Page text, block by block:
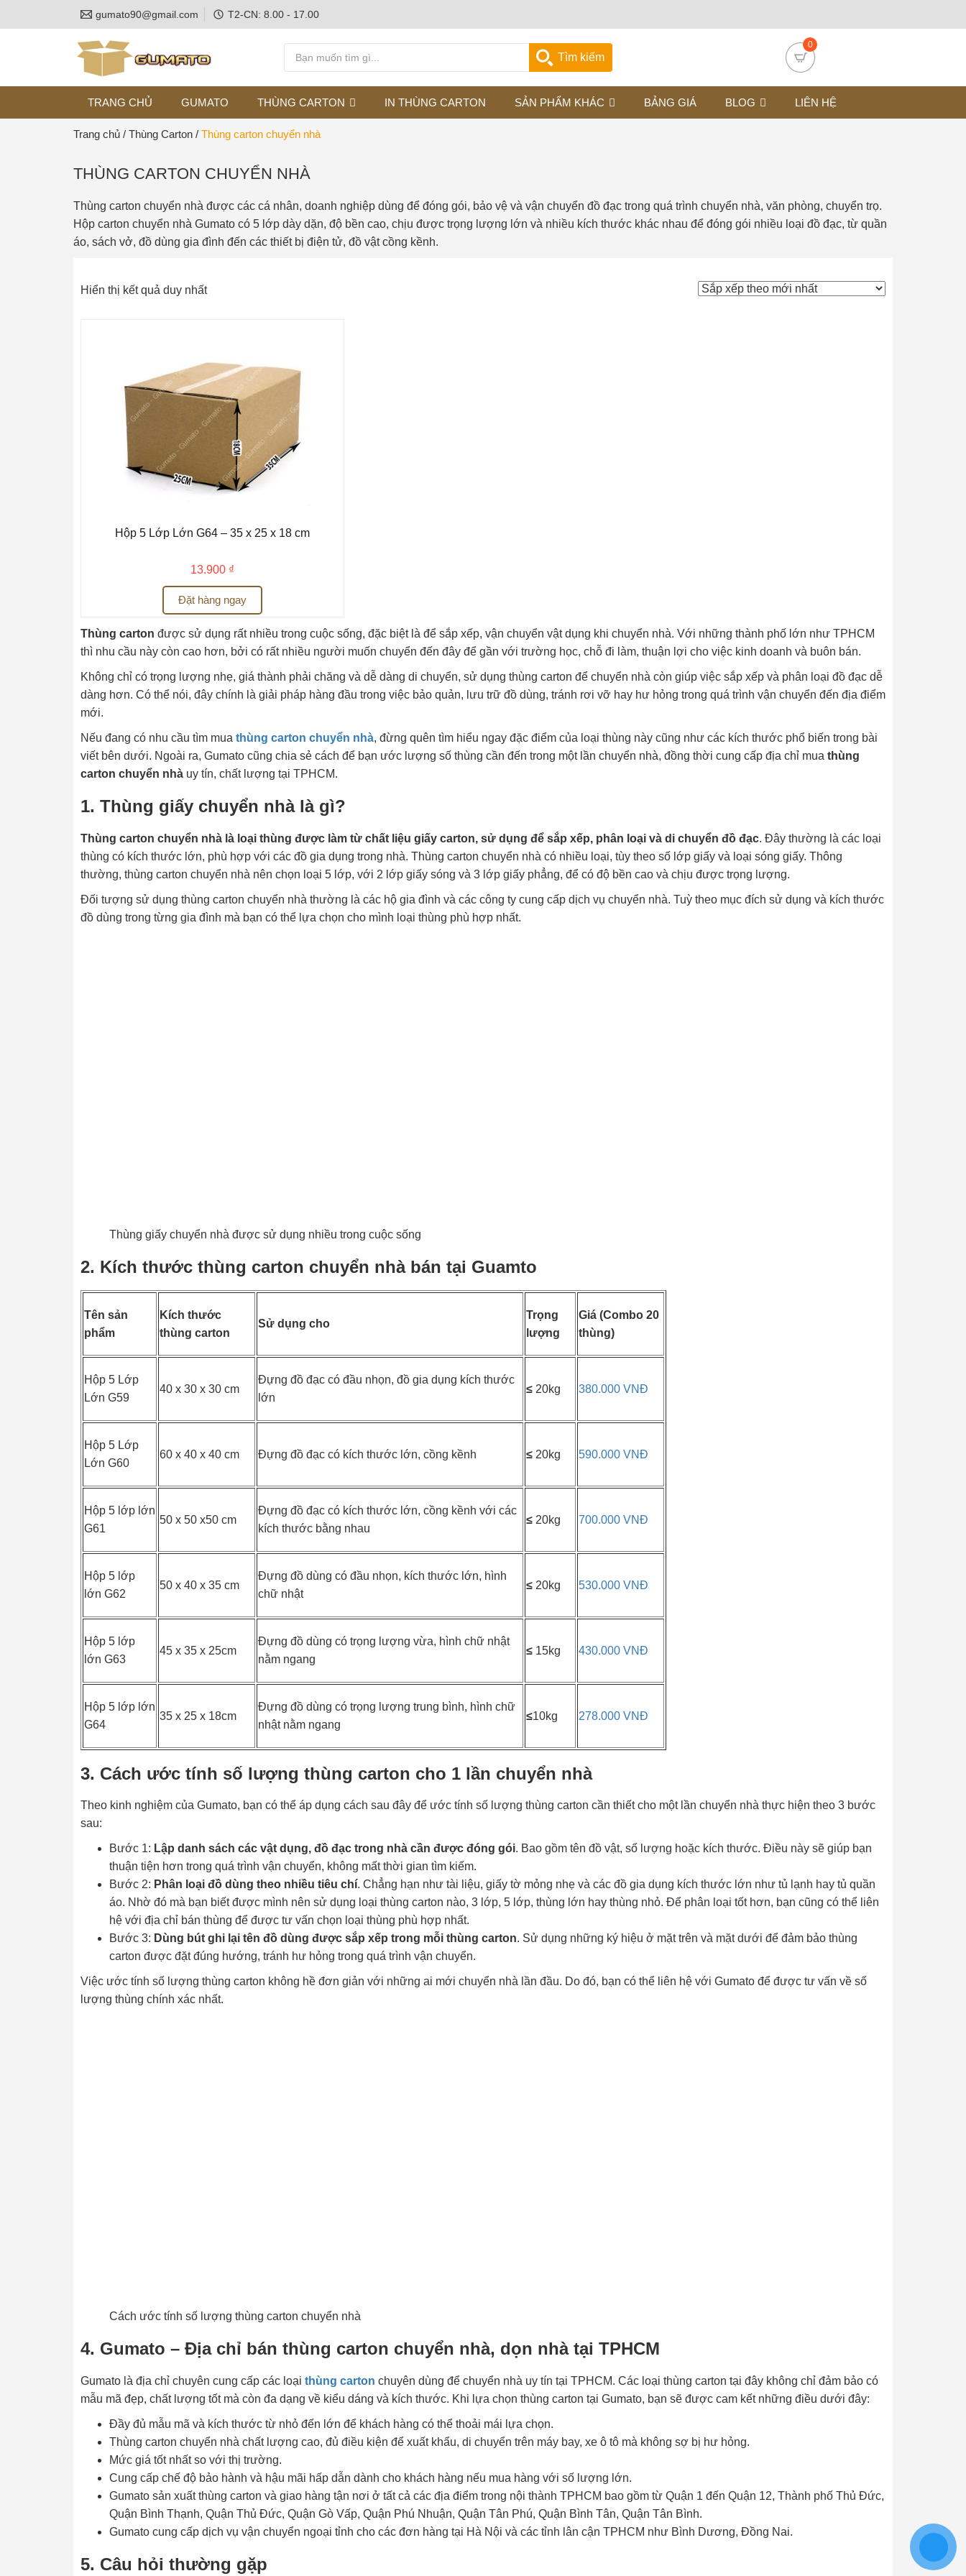
gumato90@gmail.com T2-CN: 8.00 - 17.00
Tìm kiếm
0
TRANG CHỦ GUMATO THÙNG CARTON IN THÙNG CARTON SẢN PHẨM KHÁC BẢNG GIÁ BLOG LIÊN HỆ
Trang chủ / Thùng Carton / Thùng carton chuyển nhà
THÙNG CARTON CHUYỂN NHÀ
Thùng carton chuyển nhà được các cá nhân, doanh nghiệp dùng để đóng gói, bảo vệ và vận chuyển đồ đạc trong quá trình chuyển nhà, văn phòng, chuyển trọ.
Hộp carton chuyển nhà Gumato có 5 lớp dày dặn, độ bền cao, chịu được trọng lượng lớn và nhiều kích thước khác nhau để đóng gói nhiều loại đồ đạc, từ quần
áo, sách vở, đồ dùng gia đình đến các thiết bị điện tử, đồ vật cồng kềnh.
Hiển thị kết quả duy nhất
Hộp 5 Lớp Lớn G64 – 35 x 25 x 18 cm
13.900 ₫
Đặt hàng ngay
Thùng carton được sử dụng rất nhiều trong cuộc sống, đặc biệt là để sắp xếp, vận chuyển vật dụng khi chuyển nhà. Với những thành phố lớn như TPHCM
thì nhu cầu này còn cao hơn, bởi có rất nhiều người muốn chuyển đến đây để gần với trường học, chỗ đi làm, thuận lợi cho việc kinh doanh và buôn bán.
Không chỉ có trọng lượng nhẹ, giá thành phải chăng và dễ dàng di chuyển, sử dụng thùng carton để chuyển nhà còn giúp việc sắp xếp và phân loại đồ đạc dễ
dàng hơn. Có thể nói, đây chính là giải pháp hàng đầu trong việc bảo quản, lưu trữ đồ dùng, tránh rơi vỡ hay hư hỏng trong quá trình vận chuyển đến địa điểm
mới.
Nếu đang có nhu cầu tìm mua thùng carton chuyển nhà, đừng quên tìm hiểu ngay đặc điểm của loại thùng này cũng như các kích thước phổ biến trong bài
viết bên dưới. Ngoài ra, Gumato cũng chia sẻ cách để bạn ước lượng số thùng cần đến trong một lần chuyển nhà, đồng thời cung cấp địa chỉ mua thùng
carton chuyển nhà uy tín, chất lượng tại TPHCM.
1. Thùng giấy chuyển nhà là gì?
Thùng carton chuyển nhà là loại thùng được làm từ chất liệu giấy carton, sử dụng để sắp xếp, phân loại và di chuyển đồ đạc. Đây thường là các loại
thùng có kích thước lớn, phù hợp với các đồ gia dụng trong nhà. Thùng carton chuyển nhà có nhiều loại, tùy theo số lớp giấy và loại sóng giấy. Thông
thường, thùng carton chuyển nhà nên chọn loại 5 lớp, với 2 lớp giấy sóng và 3 lớp giấy phẳng, để có độ bền cao và chịu được trọng lượng.
Đối tượng sử dụng thùng carton chuyển nhà thường là các hộ gia đình và các công ty cung cấp dịch vụ chuyển nhà. Tuỳ theo mục đích sử dụng và kích thước
đồ dùng trong từng gia đình mà bạn có thể lựa chọn cho mình loại thùng phù hợp nhất.
Thùng giấy chuyển nhà được sử dụng nhiều trong cuộc sống
2. Kích thước thùng carton chuyển nhà bán tại Guamto
Tên sản
phẩm
Kích thước
thùng carton
Sử dụng cho
Trọng
lượng
Giá (Combo 20
thùng)
Hộp 5 Lớp
Lớn G59
40 x 30 x 30 cm
Đựng đồ đạc có đầu nhọn, đồ gia dụng kích thước
lớn
≤ 20kg 380.000 VNĐ
Hộp 5 Lớp
Lớn G60
60 x 40 x 40 cm Đựng đồ đạc có kích thước lớn, cồng kềnh ≤ 20kg 590.000 VNĐ
Hộp 5 lớp lớn
G61
50 x 50 x50 cm
Đựng đồ đạc có kích thước lớn, cồng kềnh với các
kích thước bằng nhau
≤ 20kg 700.000 VNĐ
Hộp 5 lớp
lớn G62
50 x 40 x 35 cm
Đựng đồ dùng có đầu nhọn, kích thước lớn, hình
chữ nhật
≤ 20kg 530.000 VNĐ
Hộp 5 lớp
lớn G63
45 x 35 x 25cm
Đựng đồ dùng có trọng lượng vừa, hình chữ nhật
nằm ngang
≤ 15kg 430.000 VNĐ
Hộp 5 lớp lớn
G64
35 x 25 x 18cm
Đựng đồ dùng có trọng lượng trung bình, hình chữ
nhật nằm ngang
≤10kg 278.000 VNĐ
3. Cách ước tính số lượng thùng carton cho 1 lần chuyển nhà
Theo kinh nghiệm của Gumato, bạn có thể áp dụng cách sau đây để ước tính số lượng thùng carton cần thiết cho một lần chuyển nhà thực hiện theo 3 bước
sau:
Bước 1: Lập danh sách các vật dụng, đồ đạc trong nhà cần được đóng gói. Bao gồm tên đồ vật, số lượng hoặc kích thước. Điều này sẽ giúp bạn
thuận tiện hơn trong quá trình vận chuyển, không mất thời gian tìm kiếm.
Bước 2: Phân loại đồ dùng theo nhiều tiêu chí. Chẳng hạn như tài liệu, giấy tờ mỏng nhẹ và các đồ gia dụng kích thước lớn như tủ lạnh hay tủ quần
áo. Nhờ đó mà bạn biết được mình nên sử dụng loại thùng carton nào, 3 lớp, 5 lớp, thùng lớn hay thùng nhỏ. Để phân loại tốt hơn, bạn cũng có thể liên
hệ với địa chỉ bán thùng để được tư vấn chọn loại thùng phù hợp nhất.
Bước 3: Dùng bút ghi lại tên đồ dùng được sắp xếp trong mỗi thùng carton. Sử dụng những ký hiệu ở mặt trên và mặt dưới để đảm bảo thùng
carton được đặt đúng hướng, tránh hư hỏng trong quá trình vận chuyển.
Việc ước tính số lượng thùng carton không hề đơn giản với những ai mới chuyển nhà lần đầu. Do đó, bạn có thể liên hệ với Gumato để được tư vấn về số
lượng thùng chính xác nhất.
Cách ước tính số lượng thùng carton chuyển nhà
4. Gumato – Địa chỉ bán thùng carton chuyển nhà, dọn nhà tại TPHCM
Gumato là địa chỉ chuyên cung cấp các loại thùng carton chuyên dùng để chuyển nhà uy tín tại TPHCM. Các loại thùng carton tại đây không chỉ đảm bảo có
mẫu mã đẹp, chất lượng tốt mà còn đa dạng về kiểu dáng và kích thước. Khi lựa chọn thùng carton tại Gumato, bạn sẽ được cam kết những điều dưới đây:
Đầy đủ mẫu mã và kích thước từ nhỏ đến lớn để khách hàng có thể thoải mái lựa chọn.
Thùng carton chuyển nhà chất lượng cao, đủ điều kiện để xuất khẩu, di chuyển trên máy bay, xe ô tô mà không sợ bị hư hỏng.
Mức giá tốt nhất so với thị trường.
Cung cấp chế độ bảo hành và hậu mãi hấp dẫn dành cho khách hàng nếu mua hàng với số lượng lớn.
Gumato sản xuất thùng carton và giao hàng tận nơi ở tất cả các địa điểm trong nội thành TPHCM bao gồm từ Quận 1 đến Quận 12, Thành phố Thủ Đức,
Quận Bình Thạnh, Quận Thủ Đức, Quận Gò Vấp, Quận Phú Nhuận, Quận Tân Phú, Quận Bình Tân, Quận Tân Bình.
Gumato cung cấp dịch vụ vận chuyển ngoại tỉnh cho các đơn hàng tại Hà Nội và các tỉnh lân cận TPHCM như Bình Dương, Đồng Nai.
5. Câu hỏi thường gặp